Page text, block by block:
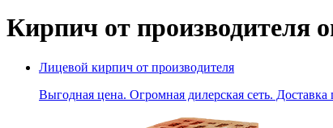
Кирпич от производителя
Лицевой кирпич от производителя
Выгодная цена. Огромная дилерская сеть. Доставка